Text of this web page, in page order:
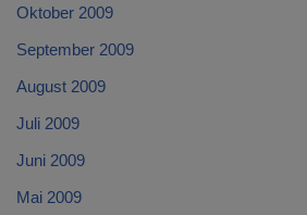
Oktober 2009
September 2009
August 2009
Juli 2009
Juni 2009
Mai 2009